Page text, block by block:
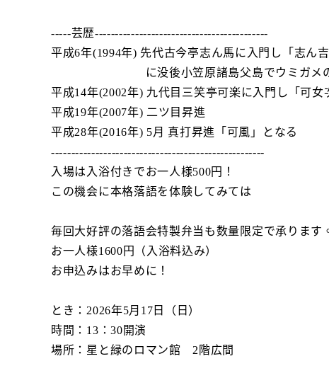
-----芸歴-------------------------------------------
平成6年(1994年) 先代古今亭志ん馬に入門し「志ん吉
に没後小笠原諸島父島でウミガメの
平成14年(2002年) 九代目三笑亭可楽に入門し「可女
平成19年(2007年) 二ツ目昇進
平成28年(2016年) 5月 真打昇進「可風」となる
-----------------------------------------------------
入場は入浴付きでお一人様500円！
この機会に本格落語を体験してみては
毎回大好評の落語会特製弁当も数量限定で承ります
お一人様1600円（入浴料込み）
お申込みはお早めに！
とき：2026年5月17日（日）
時間：13：30開演
場所：星と緑のロマン館 2階広間